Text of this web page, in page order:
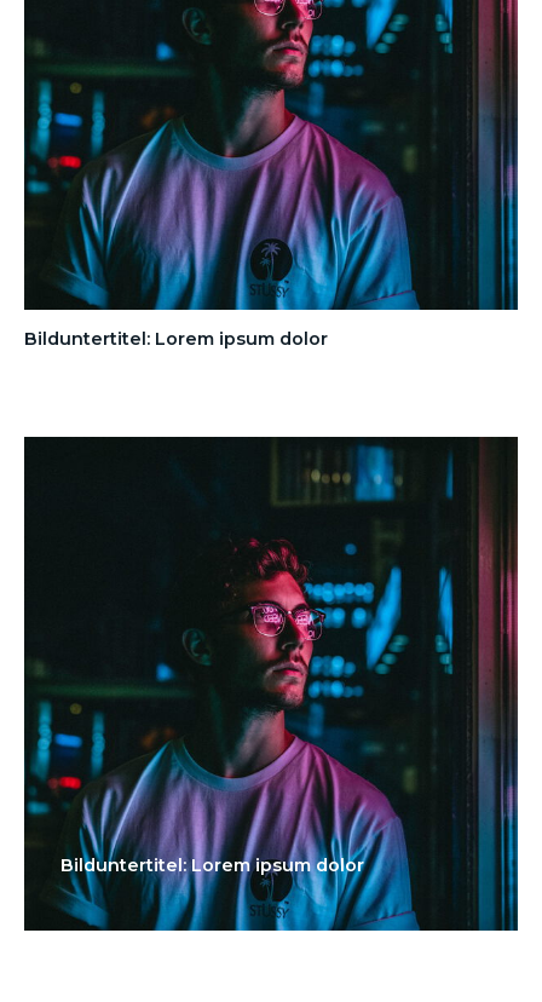
Bilduntertitel: Lorem ipsum dolor
Bilduntertitel: Lorem ipsum dolor